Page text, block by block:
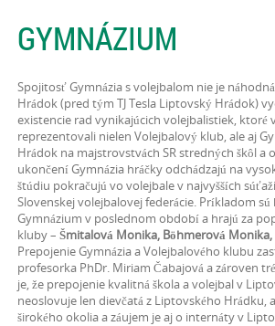
GYMNÁZIUM
Spojitosť Gymnázia s volejbalom nie je
Hrádok (pred tým TJ Tesla Liptovský Hrádok)
existencie rad vynikajúcich volejbalistiek, ktoré
reprezentovali nielen Volejbalový klub, ale aj
Hrádok na majstrovstvách SR stredných škôl a
ukončení Gymnázia hráčky odchádzajú na
štúdiu pokračujú vo volejbale v najvyšších
Slovenskej volejbalovej federácie. Príkladom
Gymnázium v poslednom období a hrajú za
kluby – Šmitalová Monika, Böhmerová
Prepojenie Gymnázia a Volejbalového klubu
profesorka PhDr. Miriam Čabajová a zároven
je, že prepojenie kvalitná škola a volejbal v
neoslovuje len dievčatá z Liptovského Hrádku,
širokého okolia a záujem je aj o internáty v